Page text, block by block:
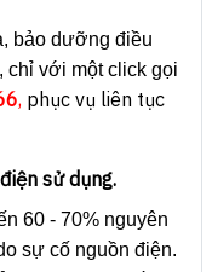
bảo dưỡng điều
chỉ với một click gọi
, phục vụ liên tục
sử dụng.
60 - 70% nguyên
sự cố nguồn điện.